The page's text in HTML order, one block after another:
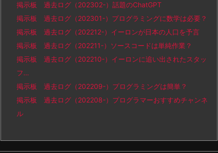
掲示板 過去ログ（202302-）話題のChatGPT
掲示板 過去ログ（202301-）プログラミングに数学は必要？
掲示板 過去ログ（202212-）イーロンが日本の人口を予言
掲示板 過去ログ（202211-）ソースコードは単純作業？
掲示板 過去ログ（202210-）イーロンに追い出されたスタッ
フ…
掲示板 過去ログ（202209-）プログラミングは簡単？
掲示板 過去ログ（202208-）プログラマーおすすめチャンネ
ル